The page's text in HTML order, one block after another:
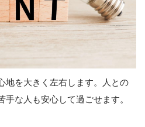
地を大きく左右します。人との
な人も安心して過ごせます。